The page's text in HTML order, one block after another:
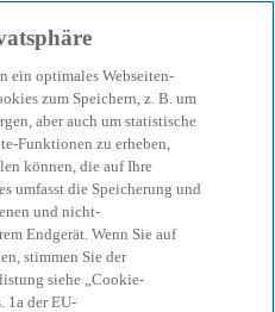
für
ein optimales Webseiten-
zum Speichern, z. B. um
aber auch um statistische
Funktionen zu erheben,
können, die auf Ihre
umfasst die Speicherung und
und nicht-
Endgerät. Wenn Sie auf
stimmen Sie der
siehe „Cookie-
1a der EU-